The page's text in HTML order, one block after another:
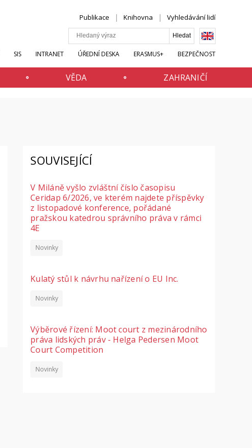
Publikace Knihovna Vyhledávání lidí
SIS INTRANET ÚŘEDNÍ DESKA ERASMUS+ BEZPEČNOST
VĚDA ZAHRANIČÍ
SOUVISEJÍCÍ
V Miláně vyšlo zvláštní číslo časopisu
Ceridap 6/2026, ve kterém najdete příspěvky
z listopadové konference, pořádané
pražskou katedrou správního práva v rámci
4E
Novinky
Kulatý stůl k návrhu nařízení o EU Inc.
Novinky
Výběrové řízení: Moot court z mezinárodního
práva lidských práv - Helga Pedersen Moot
Court Competition
Novinky